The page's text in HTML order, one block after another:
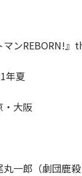
マンREBORN!
年夏
・大阪
一郎（劇団鹿殺